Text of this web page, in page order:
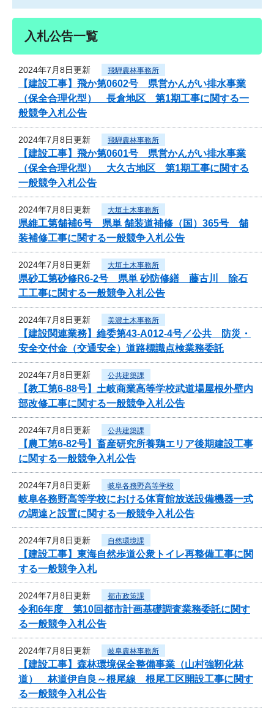
入札公告一覧
2024年7月8日更新 飛騨農林事務所
【建設工事】飛か第0602号 県営かんがい排水事業
（保全合理化型） 長倉地区 第1期工事に関する一
般競争入札公告
2024年7月8日更新 飛騨農林事務所
【建設工事】飛か第0601号 県営かんがい排水事業
（保全合理化型） 大久古地区 第1期工事に関する
一般競争入札公告
2024年7月8日更新 大垣土木事務所
県維工第舗補6号 県単 舗装道補修（国）365号 舗
装補修工事に関する一般競争入札公告
2024年7月8日更新 大垣土木事務所
県砂工第砂修R6-2号 県単 砂防修繕 藤古川 除石
工工事に関する一般競争入札公告
2024年7月8日更新 美濃土木事務所
【建設関連業務】維委第43-A012-4号／公共 防災・
安全交付金（交通安全）道路標識点検業務委託
2024年7月8日更新 公共建築課
【教工第6-88号】土岐商業高等学校武道場屋根外壁内
部改修工事に関する一般競争入札公告
2024年7月8日更新 公共建築課
【農工第6-82号】畜産研究所養鶏エリア後期建設工事
に関する一般競争入札公告
2024年7月8日更新 岐阜各務野高等学校
岐阜各務野高等学校における体育館放送設備機器一式
の調達と設置に関する一般競争入札公告
2024年7月8日更新 自然環境課
【建設工事】東海自然歩道公衆トイレ再整備工事に関
する一般競争入札
2024年7月8日更新 都市政策課
令和6年度 第10回都市計画基礎調査業務委託に関す
る一般競争入札公告
2024年7月8日更新 岐阜農林事務所
【建設工事】森林環境保全整備事業（山村強靭化林
道） 林道伊自良～根尾線 根尾工区開設工事に関す
る一般競争入札公告